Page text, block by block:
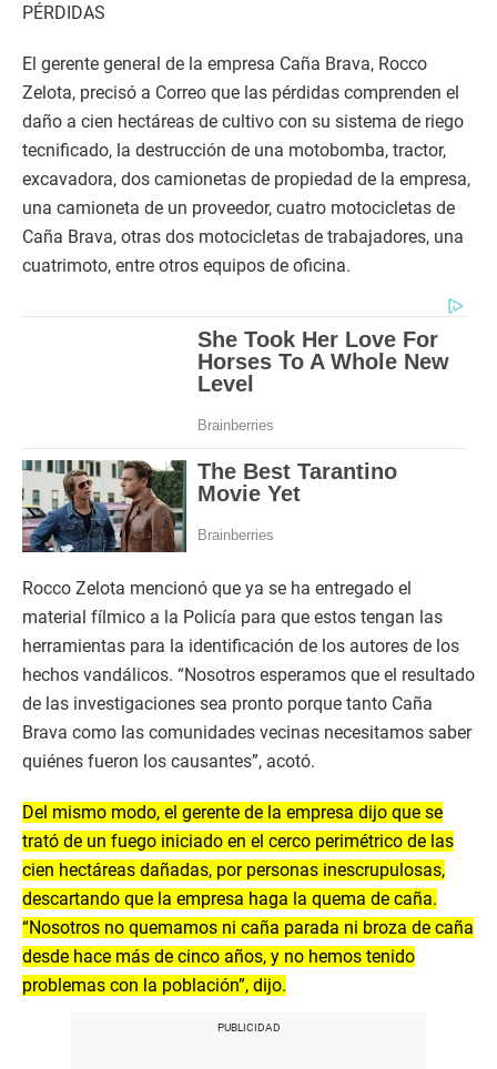
PÉRDIDAS
El gerente general de la empresa Caña Brava, Rocco
Zelota, precisó a Correo que las pérdidas comprenden el
daño a cien hectáreas de cultivo con su sistema de riego
tecnificado, la destrucción de una motobomba, tractor,
excavadora, dos camionetas de propiedad de la empresa,
una camioneta de un proveedor, cuatro motocicletas de
Caña Brava, otras dos motocicletas de trabajadores, una
cuatrimoto, entre otros equipos de oficina.
Rocco Zelota mencionó que ya se ha entregado el
material fílmico a la Policía para que estos tengan las
herramientas para la identificación de los autores de los
hechos vandálicos. “Nosotros esperamos que el resultado
de las investigaciones sea pronto porque tanto Caña
Brava como las comunidades vecinas necesitamos saber
quiénes fueron los causantes”, acotó.
Del mismo modo, el gerente de la empresa dijo que se
trató de un fuego iniciado en el cerco perimétrico de las
cien hectáreas dañadas, por personas inescrupulosas,
descartando que la empresa haga la quema de caña.
“Nosotros no quemamos ni caña parada ni broza de caña
desde hace más de cinco años, y no hemos tenido
problemas con la población”, dijo.